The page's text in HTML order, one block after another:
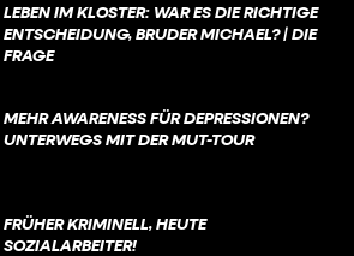
LEBEN IM KLOSTER: WAR ES DIE RICHTIGE
ENTSCHEIDUNG, BRUDER MICHAEL? | DIE
FRAGE
MEHR AWARENESS FÜR DEPRESSIONEN?
UNTERWEGS MIT DER MUT-TOUR
FRÜHER KRIMINELL, HEUTE
SOZIALARBEITER!